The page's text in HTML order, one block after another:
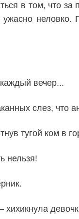
в том, что
вечер...
слез, что
тугой ком в
нельзя!